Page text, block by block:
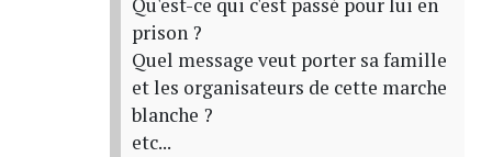
Qu'est-ce qui c'est passé pour lui en
prison ?
Quel message veut porter sa famille
et les organisateurs de cette marche
blanche ?
etc...